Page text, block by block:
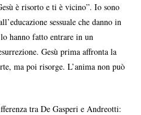
è risorto e ti è vicino”. Io sono
sessuale che danno in
hanno fatto entrare in un
Gesù prima affronta la
ma poi risorge. L’anima non può
tra De Gasperi e Andreotti: